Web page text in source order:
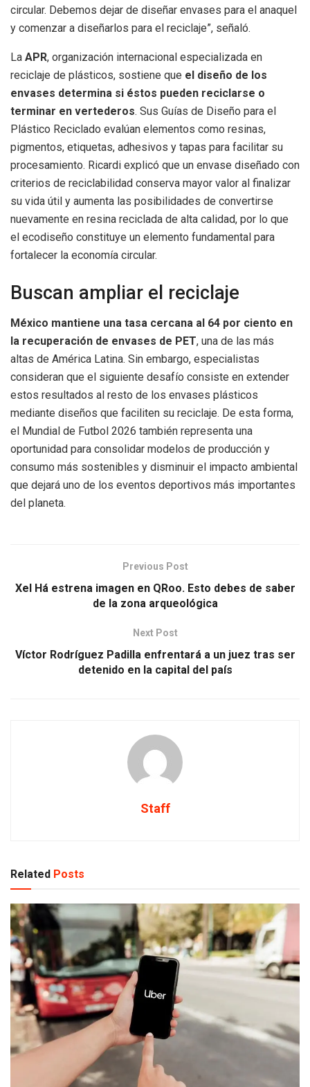
circular. Debemos dejar de diseñar envases para el anaquel
y comenzar a diseñarlos para el reciclaje”, señaló.
La APR, organización internacional especializada en
reciclaje de plásticos, sostiene que el diseño de los
envases determina si éstos pueden reciclarse o
terminar en vertederos. Sus Guías de Diseño para el
Plástico Reciclado evalúan elementos como resinas,
pigmentos, etiquetas, adhesivos y tapas para facilitar su
procesamiento. Ricardi explicó que un envase diseñado con
criterios de reciclabilidad conserva mayor valor al finalizar
su vida útil y aumenta las posibilidades de convertirse
nuevamente en resina reciclada de alta calidad, por lo que
el ecodiseño constituye un elemento fundamental para
fortalecer la economía circular.
Buscan ampliar el reciclaje
México mantiene una tasa cercana al 64 por ciento en
la recuperación de envases de PET, una de las más
altas de América Latina. Sin embargo, especialistas
consideran que el siguiente desafío consiste en extender
estos resultados al resto de los envases plásticos
mediante diseños que faciliten su reciclaje. De esta forma,
el Mundial de Futbol 2026 también representa una
oportunidad para consolidar modelos de producción y
consumo más sostenibles y disminuir el impacto ambiental
que dejará uno de los eventos deportivos más importantes
del planeta.
Previous Post
Xel Há estrena imagen en QRoo. Esto debes de saber
de la zona arqueológica
Next Post
Víctor Rodríguez Padilla enfrentará a un juez tras ser
detenido en la capital del país
Staff
Related Posts